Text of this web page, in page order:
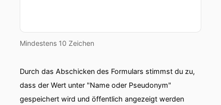
Mindestens 10 Zeichen
Durch das Abschicken des Formulars stimmst du zu,
dass der Wert unter "Name oder Pseudonym"
gespeichert wird und öffentlich angezeigt werden